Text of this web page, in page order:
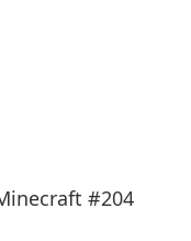
#204